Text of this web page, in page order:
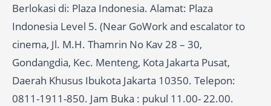
Berlokasi di: Plaza Indonesia. Alamat: Plaza
Indonesia Level 5. (Near GoWork and escalator to
cinema, Jl. M.H. Thamrin No Kav 28 – 30,
Gondangdia, Kec. Menteng, Kota Jakarta Pusat,
Daerah Khusus Ibukota Jakarta 10350. Telepon:
0811-1911-850. Jam Buka : pukul 11.00- 22.00.